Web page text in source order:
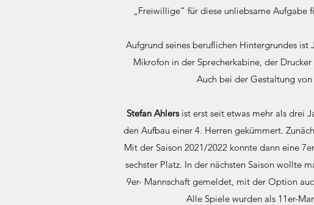
„Freiwillige“ für diese unliebsame Aufgabe
Aufgrund seines beruflichen Hintergrundes
Mikrofon in der Sprecherkabine, der
Auch bei der Gestaltung
Stefan Ahlersist erst seit etwas mehr als drei
den Aufbau einer 4. Herren gekümmert.
Mit der Saison 2021/2022 konnte dann eine
sechster Platz. In der nächsten Saison wollte
9er- Mannschaft gemeldet, mit der Option
Alle Spiele wurden als 11er-